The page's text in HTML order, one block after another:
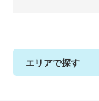
エリアで探す